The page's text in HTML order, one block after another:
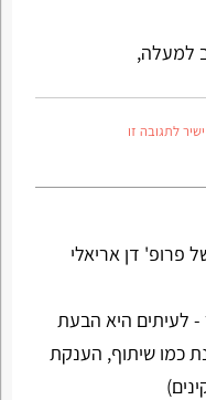
למעלה,
לתגובה זו
פרופ' דן אריאלי
לעיתים היא הבעת
כמו שיתוף, הענקת